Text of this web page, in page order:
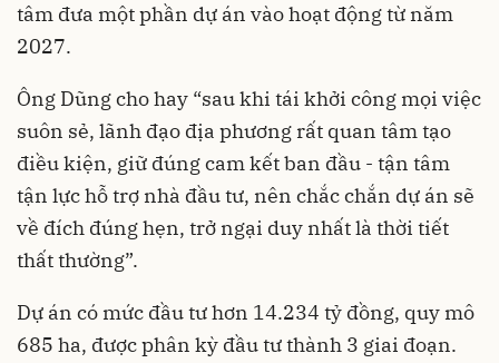
tâm đưa một phần dự án vào hoạt động từ năm
2027.
Ông Dũng cho hay “sau khi tái khởi công mọi việc
suôn sẻ, lãnh đạo địa phương rất quan tâm tạo
điều kiện, giữ đúng cam kết ban đầu - tận tâm
tận lực hỗ trợ nhà đầu tư, nên chắc chắn dự án sẽ
về đích đúng hẹn, trở ngại duy nhất là thời tiết
thất thường”.
Dự án có mức đầu tư hơn 14.234 tỷ đồng, quy mô
685 ha, được phân kỳ đầu tư thành 3 giai đoạn.